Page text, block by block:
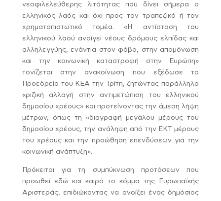
νεοφιλελεύθερης λιτότητας που δίνει σήμερα ο
ελληνικός λαός και όχι προς τον τραπεζικό ή τον
χρηματοπιστωτικό τομέα. «Η αντίσταση του
ελληνικού λαού ανοίγει νέους δρόμους ελπίδας και
αλληλεγγύης, ενάντια στον φόβο, στην απομόνωση
και την κοινωνική καταστροφή στην Ευρώπη»
τονίζεται στην ανακοίνωση που εξέδωσε το
Προεδρείο του ΚΕΑ την Τρίτη, ζητώντας παράλληλα
«ριζική αλλαγή στην αντιμετώπιση του ελληνικού
δημοσίου χρέους» και προτείνοντας την άμεση λήψη
μέτρων, όπως τη «διαγραφή μεγάλου μέρους του
δημοσίου χρέους, την ανάληψη από την ΕΚΤ μέρους
του χρέους και την προώθηση επενδύσεων για την
κοινωνική ανάπτυξη».
Πρόκειται για τη συμπύκνωση προτάσεων που
προωθεί εδώ και καιρό το κόμμα της Ευρωπαϊκής
Αριστεράς, επιδιώκοντας να ανοίξει ένας δημόσιος